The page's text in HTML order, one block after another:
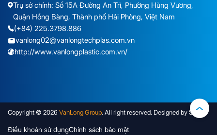
Trụ sở chính: Số 15A Đường An Trì, Phường Hùng Vương,
Quận Hồng Bàng, Thành phố Hải Phòng, Việt Nam
(+84) 225.3798.886
vanlong02@vanlongtechplas.com.vn
http://www.vanlongplastic.com.vn/
Copyright © 2026 VanLong Group. All right reserved. Designed by Sudo
Điều khoản sử dụngChính sách bảo mật